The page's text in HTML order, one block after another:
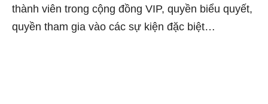
thành viên trong cộng đồng VIP, quyền biểu quyết,
quyền tham gia vào các sự kiện đặc biệt…